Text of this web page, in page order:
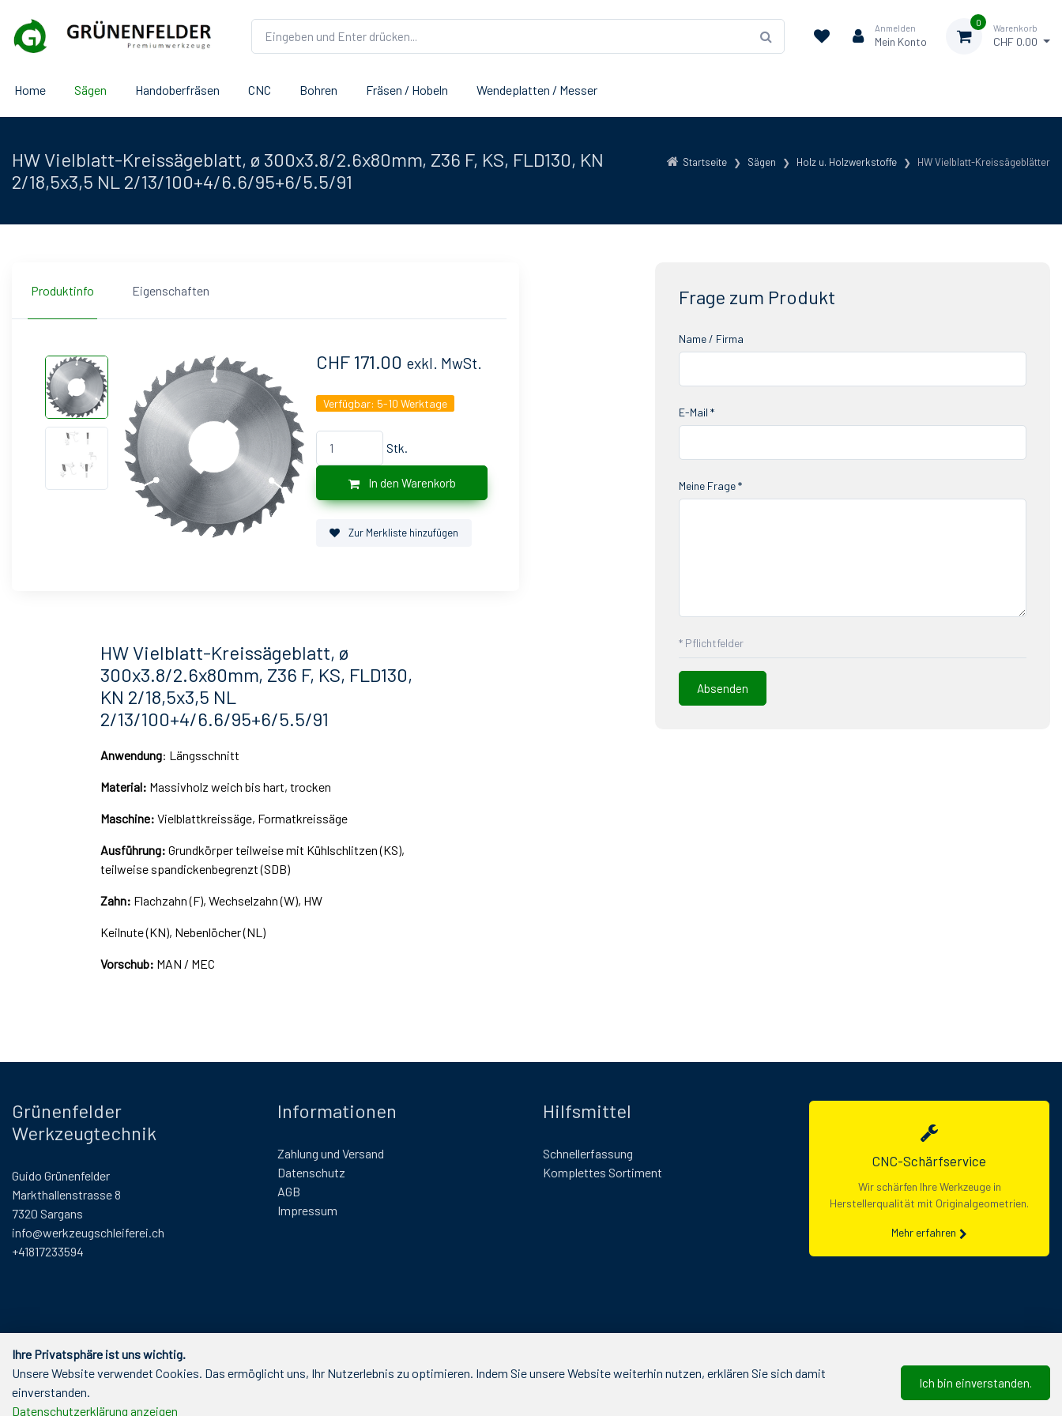
Anmelden
Mein Konto
0
Warenkorb
CHF 0.00
Home Sägen Handoberfräsen CNC Bohren Fräsen / Hobeln Wendeplatten / Messer
Startseite Sägen Holz u. Holzwerkstoffe HW Vielblatt-Kreissägeblätter
HW Vielblatt-Kreissägeblatt, ø 300x3.8/2.6x80mm, Z36 F, KS, FLD130, KN
2/18,5x3,5 NL 2/13/100+4/6.6/95+6/5.5/91
Produktinfo Eigenschaften
CHF 171.00 exkl. MwSt.
Verfügbar: 5-10 Werktage
Stk.
In den Warenkorb
Zur Merkliste hinzufügen
HW Vielblatt-Kreissägeblatt, ø
300x3.8/2.6x80mm, Z36 F, KS, FLD130,
KN 2/18,5x3,5 NL
2/13/100+4/6.6/95+6/5.5/91
Anwendung: Längsschnitt
Material: Massivholz weich bis hart, trocken
Maschine: Vielblattkreissäge, Formatkreissäge
Ausführung: Grundkörper teilweise mit Kühlschlitzen (KS),
teilweise spandickenbegrenzt (SDB)
Zahn: Flachzahn (F), Wechselzahn (W), HW
Keilnute (KN), Nebenlöcher (NL)
Vorschub: MAN / MEC
Frage zum Produkt
Name / Firma
E-Mail *
Meine Frage *
* Pflichtfelder
Grünenfelder
Werkzeugtechnik
Guido Grünenfelder
Markthallenstrasse 8
7320 Sargans
info@werkzeugschleiferei.ch
+41817233594
Informationen
Zahlung und Versand
Datenschutz
AGB
Impressum
Hilfsmittel
Schnellerfassung
Komplettes Sortiment
CNC-Schärfservice
Wir schärfen Ihre Werkzeuge in
Herstellerqualität mit Originalgeometrien.
Mehr erfahren
Ihre Privatsphäre ist uns wichtig.
Unsere Website verwendet Cookies. Das ermöglicht uns, Ihr Nutzerlebnis zu optimieren. Indem Sie unsere Website weiterhin nutzen, erklären Sie sich damit
einverstanden.
Datenschutzerklärung anzeigen
Ich bin einverstanden.